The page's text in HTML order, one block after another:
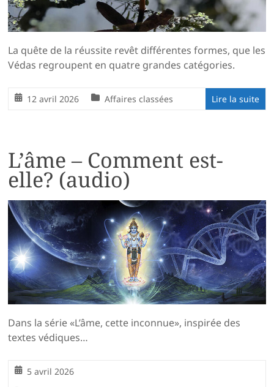
La quête de la réussite revêt différentes formes, que les
Védas regroupent en quatre grandes catégories.
12 avril 2026 Affaires classées Lire la suite
L’âme – Comment est-
elle? (audio)
Dans la série «L’âme, cette inconnue», inspirée des
textes védiques…
5 avril 2026